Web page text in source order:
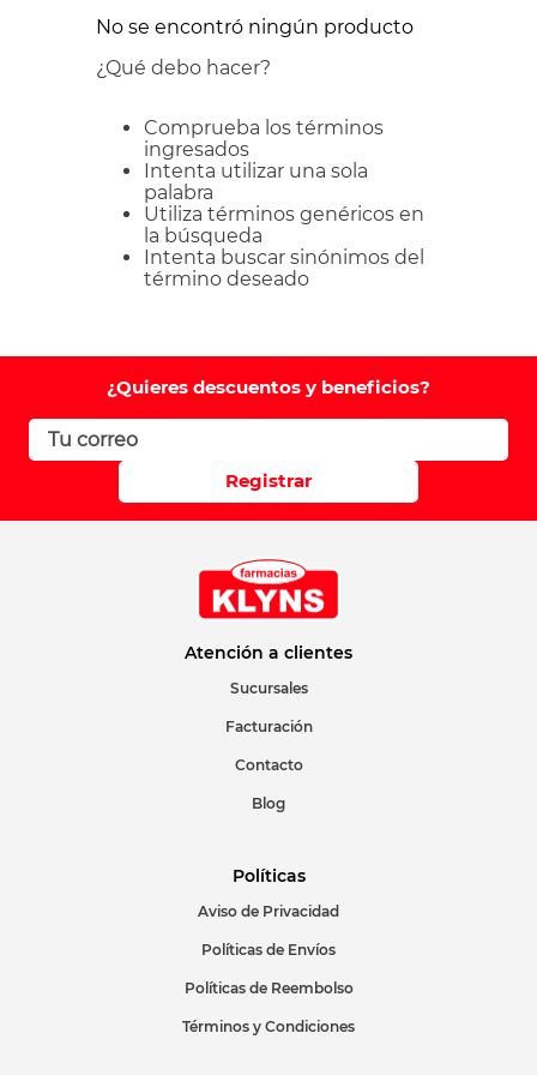
No se encontró ningún producto
¿Qué debo hacer?
Comprueba los términos
ingresados
Intenta utilizar una sola
palabra
Utiliza términos genéricos en
la búsqueda
Intenta buscar sinónimos del
término deseado
¿Quieres descuentos y beneficios?
Registrar
Atención a clientes
Sucursales
Facturación
Contacto
Blog
Políticas
Aviso de Privacidad
Políticas de Envíos
Políticas de Reembolso
Términos y Condiciones